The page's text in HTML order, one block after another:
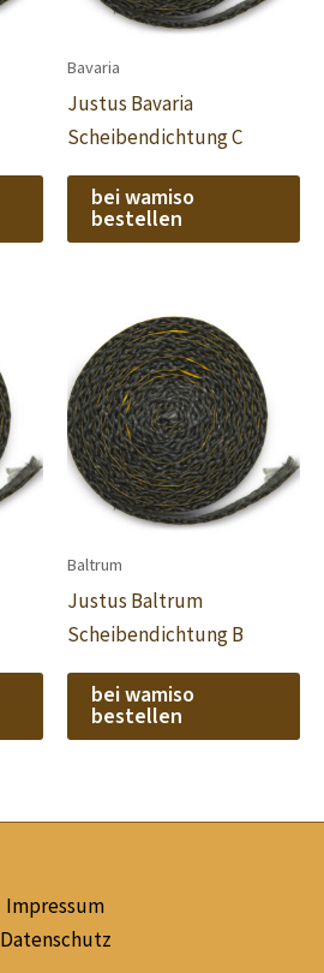
Bavaria
Justus Bavaria
Scheibendichtung C
bei wamiso
bestellen
Baltrum
Justus Baltrum
Scheibendichtung B
bei wamiso
bestellen
Impressum
Datenschutz